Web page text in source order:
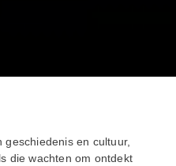
en cultuur,
die wachten om ontdekt